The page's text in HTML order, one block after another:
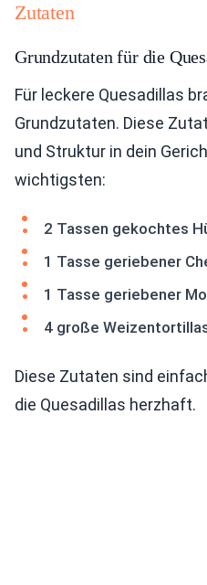
Zutaten
Grundzutaten für die
Für leckere Quesadillas
Grundzutaten. Diese
und Struktur in dein
wichtigsten:
2 Tassen gekochtes
1 Tasse geriebener
1 Tasse geriebener
4 große
Diese Zutaten sind
die Quesadillas herzhaft.